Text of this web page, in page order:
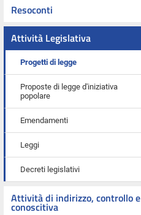
Resoconti
Attività Legislativa
Progetti di legge
Proposte di legge d'iniziativa
popolare
Emendamenti
Leggi
Decreti legislativi
Attività di indirizzo, controllo e
conoscitiva